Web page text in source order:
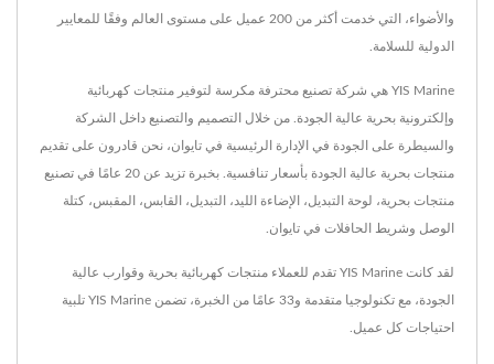
والأضواء، التي خدمت أكثر من 200 عميل على مستوى العالم وفقًا للمعايير
الدولية للسلامة.
YIS Marine هي شركة تصنيع محترفة مكرسة لتوفير منتجات كهربائية
وإلكترونية بحرية عالية الجودة. من خلال التصميم والتصنيع داخل الشركة
والسيطرة على الجودة في الإدارة الرئيسية في تايوان، نحن قادرون على تقديم
منتجات بحرية عالية الجودة بأسعار تنافسية. بخبرة تزيد عن 20 عامًا في تصنيع
منتجات بحرية، لوحة التبديل، الإضاءة الليد، التبديل، القابس، المقبس، كتلة
الوصل وشريط الحافلات في تايوان.
لقد كانت YIS Marine تقدم للعملاء منتجات كهربائية بحرية وقوارب عالية
الجودة، مع تكنولوجيا متقدمة و33 عامًا من الخبرة، تضمن YIS Marine تلبية
احتياجات كل عميل.